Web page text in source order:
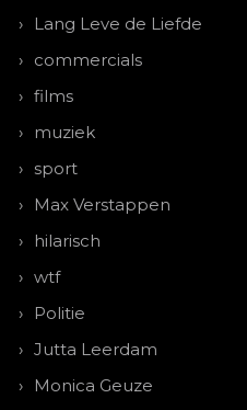
Lang Leve de Liefde
commercials
films
muziek
sport
Max Verstappen
hilarisch
wtf
Politie
Jutta Leerdam
Monica Geuze